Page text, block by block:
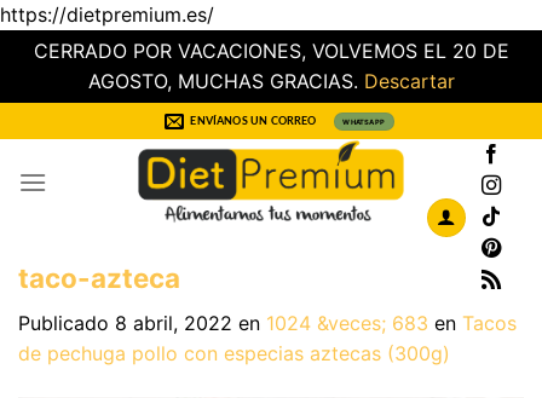
https://dietpremium.es/
CERRADO POR VACACIONES, VOLVEMOS EL 20 DE
AGOSTO, MUCHAS GRACIAS. Descartar
al
contenido
ENVÍANOS UN CORREO WHATSAPP
taco-azteca
Publicado 8 abril, 2022 en 1024 &veces; 683 en Tacos
de pechuga pollo con especias aztecas (300g)